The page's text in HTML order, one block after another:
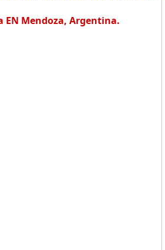
EN Mendoza, Argentina.